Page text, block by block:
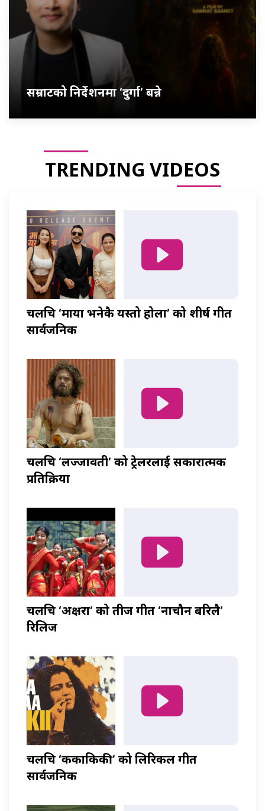
सम्राटको निर्देशनमा ‘दुर्गा’ बन्ने
TRENDING VIDEOS
चलचित्र ‘माया भनेकै यस्तो होला’ को शीर्ष गीत
सार्वजनिक
चलचित्र ‘लज्जावती’ को ट्रेलरलाई सकारात्मक
प्रतिक्रिया
चलचित्र ‘अक्षरा’ को तीज गीत ‘नाचौन बरिलै’
रिलिज
चलचित्र ‘ककाकिकी’ को लिरिकल गीत
सार्वजनिक